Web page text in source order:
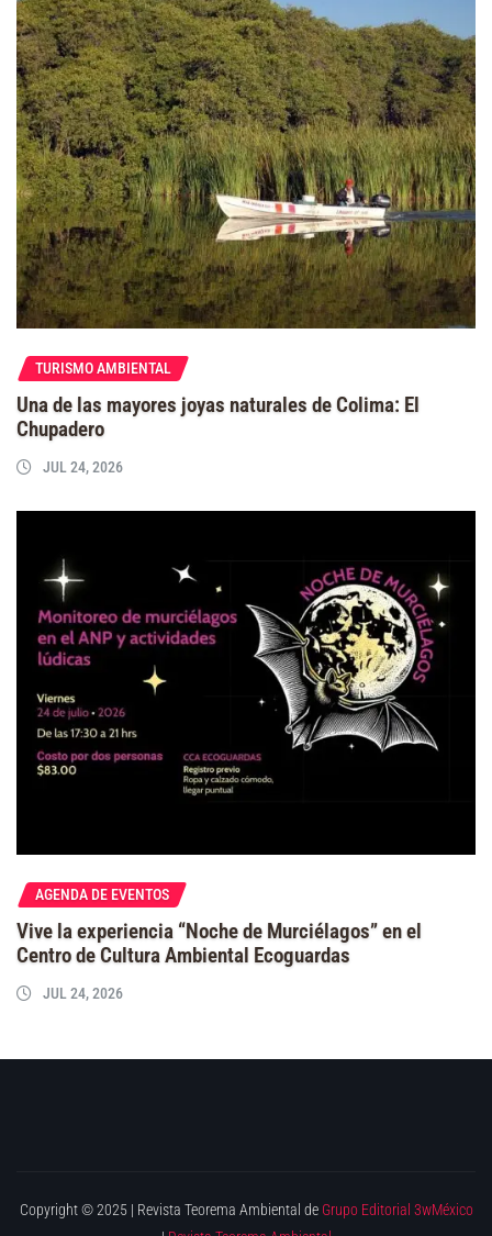
TURISMO AMBIENTAL
Una de las mayores joyas naturales de Colima: El
Chupadero
JUL 24, 2026
AGENDA DE EVENTOS
Vive la experiencia “Noche de Murciélagos” en el
Centro de Cultura Ambiental Ecoguardas
JUL 24, 2026
Copyright © 2025 | Revista Teorema Ambiental de Grupo Editorial 3wMéxico